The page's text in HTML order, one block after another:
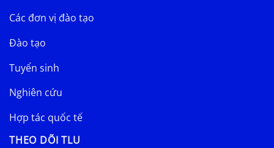
Các đơn vị đào tạo
Đào tạo
Tuyển sinh
Nghiên cứu
Hợp tác quốc tế
THEO DÕI TLU